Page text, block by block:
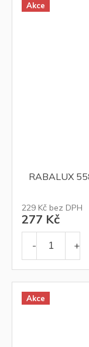
Akce
RABALUX
229 Kč bez DPH
277 Kč
Akce